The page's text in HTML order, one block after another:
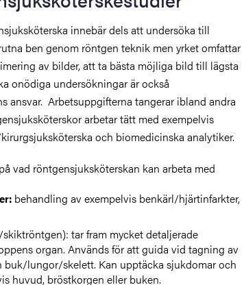
innebär dels att undersöka till
ben genom röntgen teknik men yrket omfattar
av bilder, att ta bästa möjliga bild till lägsta
onödiga undersökningar är också
ansvar. Arbetsuppgifterna tangerar ibland andra
arbetar tätt med exempelvis
och biomedicinska analytiker.
vad röntgensjuksköterskan kan arbeta med
behandling av exempelvis benkärl/hjärtinfarkter,
tar fram mycket detaljerade
organ. Används för att guida vid tagning av
buk/lungor/skelett. Kan upptäcka sjukdomar och
huvud, bröstkorgen eller buken.